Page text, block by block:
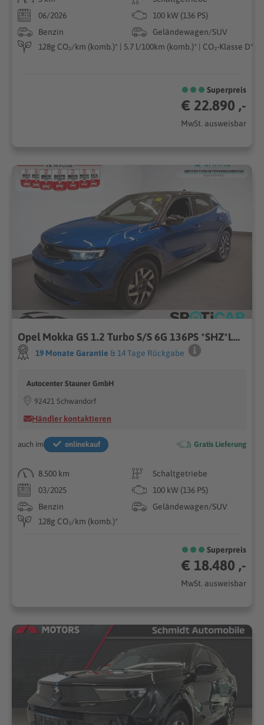
06/2026
100 kW (136 PS)
Benzin
Geländewagen/SUV
128g CO₂/km (komb.)* | 5.7 l/100km (komb.)* | CO₂-Klasse D*
Superpreis
€ 22.890 ,-
MwSt. ausweisbar
Opel Mokka GS 1.2 Turbo S/S 6G 136PS *SHZ*LHZ*AHK*
19 Monate Garantie & 14 Tage Rückgabe
Autocenter Stauner GmbH
92421 Schwandorf
Händler kontaktieren
auch im onlinekauf Gratis Lieferung
8.500 km
Schaltgetriebe
03/2025
100 kW (136 PS)
Benzin
Geländewagen/SUV
128g CO₂/km (komb.)*
Superpreis
€ 18.480 ,-
MwSt. ausweisbar